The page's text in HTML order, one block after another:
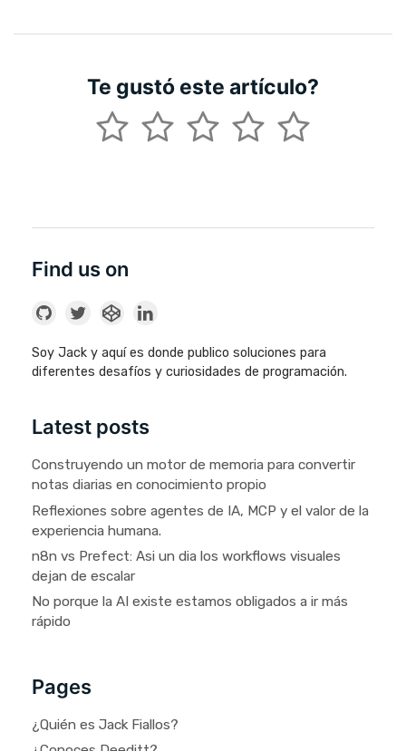
Te gustó este artículo?
Find us on
Soy Jack y aquí es donde publico soluciones para
diferentes desafíos y curiosidades de programación.
Latest posts
Construyendo un motor de memoria para convertir
notas diarias en conocimiento propio
Reflexiones sobre agentes de IA, MCP y el valor de la
experiencia humana.
n8n vs Prefect: Asi un dia los workflows visuales
dejan de escalar
No porque la AI existe estamos obligados a ir más
rápido
Pages
¿Quién es Jack Fiallos?